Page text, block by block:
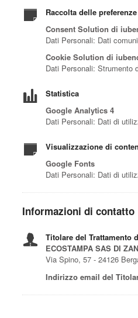
Raccolta delle
Consent Solution di
Dati Personali: Dati
Cookie Solution di
Dati Personali: Strumento
Statistica
Google Analytics 4
Dati Personali: Dati di
Visualizzazione di
Google Fonts
Dati Personali: Dati di
Informazioni di contatto
Titolare del Trattamento
ECOSTAMPA SAS DI
Via Spino, 57 - 24126
Indirizzo email del